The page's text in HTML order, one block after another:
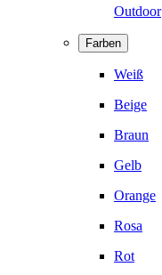
Outdoor
Farben
Weiß
Beige
Braun
Gelb
Orange
Rosa
Rot